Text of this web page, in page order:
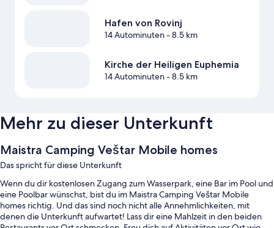
Hafen von Rovinj
14 Autominuten- 8.5 km
Kirche der Heiligen Euphemia
14 Autominuten- 8.5 km
Mehr zu dieser Unterkunft
Maistra Camping Veštar Mobile homes
Das spricht für diese Unterkunft
Wenn du dir kostenlosen Zugang zum Wasserpark, eine Bar im Pool und
eine Poolbar wünschst, bist du im Maistra Camping Veštar Mobile
homes richtig. Und das sind noch nicht alle Annehmlichkeiten, mit
denen die Unterkunft aufwartet! Lass dir eine Mahlzeit in den beiden